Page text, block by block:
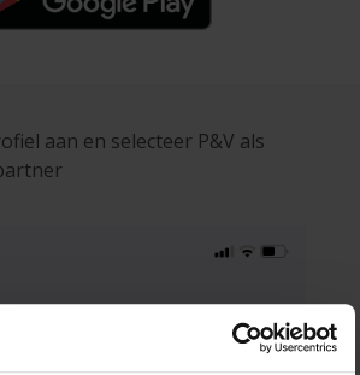
aan en selecteer P&V als